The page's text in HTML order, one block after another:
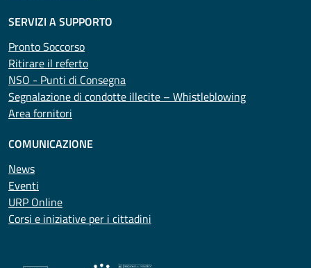
SERVIZI A SUPPORTO
Pronto Soccorso
Ritirare il referto
NSO - Punti di Consegna
Segnalazione di condotte illecite – Whistleblowing
Area fornitori
COMUNICAZIONE
News
Eventi
URP Online
Corsi e iniziative per i cittadini